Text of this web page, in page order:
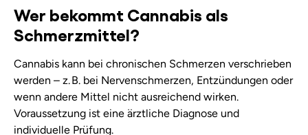
Wer bekommt Cannabis als
Schmerzmittel?
Cannabis kann bei chronischen Schmerzen verschrieben
werden – z. B. bei Nervenschmerzen, Entzündungen oder
wenn andere Mittel nicht ausreichend wirken.
Voraussetzung ist eine ärztliche Diagnose und
individuelle Prüfung.